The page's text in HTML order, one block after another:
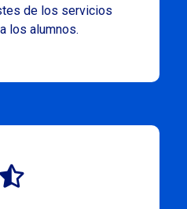
de los servicios
los alumnos.